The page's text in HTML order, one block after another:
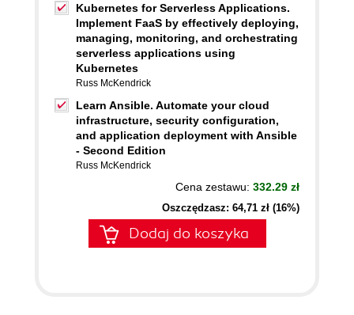
Kubernetes for Serverless Applications.
Implement FaaS by effectively deploying,
managing, monitoring, and orchestrating
serverless applications using
Kubernetes
Russ McKendrick
Learn Ansible. Automate your cloud
infrastructure, security configuration,
and application deployment with Ansible
- Second Edition
Russ McKendrick
Cena zestawu: 332.29 zł
Oszczędzasz: 64,71 zł (16%)
Dodaj do koszyka